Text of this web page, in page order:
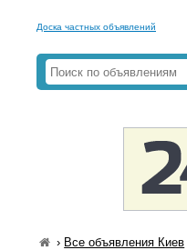
Доска частных объявлений
› Все объявления Киев